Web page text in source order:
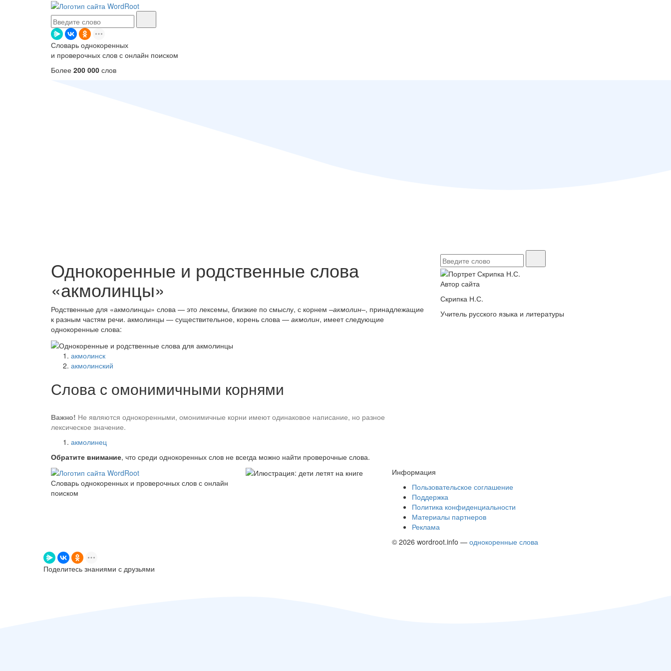
Словарь однокоренных
и проверочных слов с онлайн поиском
Более 200 000 слов
Однокоренные и родственные слова
«акмолинцы»
Родственные для «акмолинцы» слова — это лексемы, близкие по смыслу, с корнем –акмолин–, принадлежащие
к разным частям речи. акмолинцы — существительное, корень слова — акмолин, имеет следующие
однокоренные слова:
акмолинск
акмолинский
Слова с омонимичными корнями
Важно! Не являются однокоренными, омонимичные корни имеют одинаковое написание, но разное
лексическое значение.
акмолинец
Обратите внимание, что среди однокоренных слов не всегда можно найти проверочные слова.
Автор сайта
Скрипка Н.С.
Учитель русского языка и литературы
Словарь однокоренных и проверочных слов с онлайн
поиском
Информация
Пользовательское соглашение
Поддержка
Политика конфиденциальности
Материалы партнеров
Реклама
© 2026 wordroot.info — однокоренные слова
Поделитесь знаниями с друзьями